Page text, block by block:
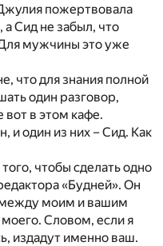
пожертвовала
Сид не забыл, что
мужчины это уже
что для знания полной
один разговор,
в этом кафе.
и один из них – Сид. Как
чтобы сделать одно
«Будней». Он
между моим и вашим
Словом, если я
издадут именно ваш.